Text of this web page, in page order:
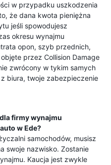
w przypadku uszkodzenia
że dana kwota pieniężna
jeśli spowodujesz
okresu wynajmu
opon, szyb przednich,
przez Collision Damage
zwrócony w tykim samych
biura, twoje zabezpieczenie
firmy wynajmu
wEde?
samochodów, musisz
swoje nazwisko. Zostanie
Kaucja jest zwykle